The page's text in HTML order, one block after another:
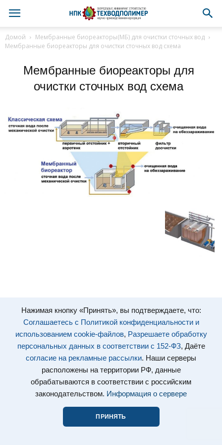
Нажимая кнопку «Принять», вы подтверждаете, что:
Соглашаетесь с Политикой конфиденциальности и
использованием cookie-файлов, Разрешаете обработку
персональных данных в соответствии с 152-ФЗ, Даёте
согласие на рекламные рассылки. Наши серверы
расположены на территории РФ, данные
обрабатываются в соответствии с российским
законодательством. Информация о сервере
ПРИНЯТЬ
Домой
Мембранные биореакторы(МБ) для очистки сточных вод
Мембранные биореакторы для очистки сточных вод схема
Мембранные биореакторы для
очистки сточных вод схема